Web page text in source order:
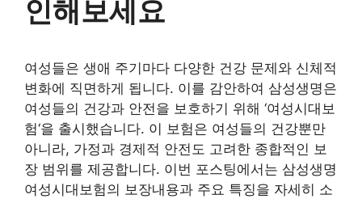
인해보세요
여성들은 생애 주기마다 다양한 건강 문제와 신체적
변화에 직면하게 됩니다. 이를 감안하여 삼성생명은
여성들의 건강과 안전을 보호하기 위해 ‘여성시대보
험‘을 출시했습니다. 이 보험은 여성들의 건강뿐만
아니라, 가정과 경제적 안전도 고려한 종합적인 보
장 범위를 제공합니다. 이번 포스팅에서는 삼성생명
여성시대보험의 보장내용과 주요 특징을 자세히 소